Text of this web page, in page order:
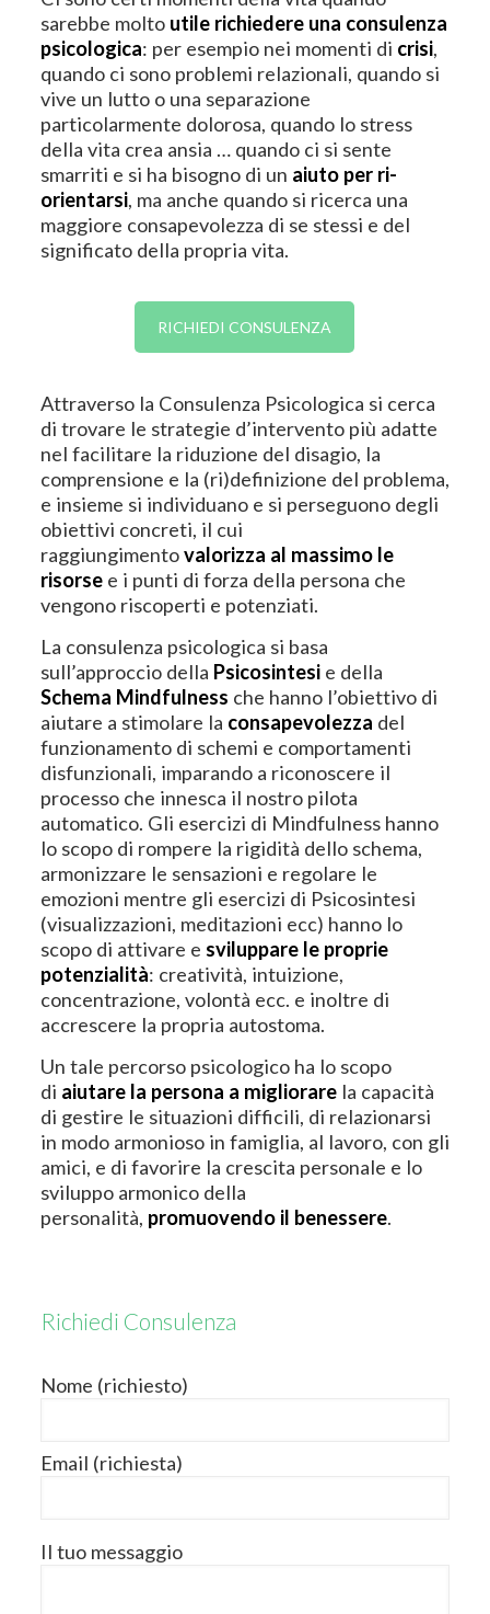
sarebbe molto utile richiedere una consulenza
psicologica: per esempio nei momenti di crisi,
quando ci sono problemi relazionali, quando si
vive un lutto o una separazione
particolarmente dolorosa, quando lo stress
della vita crea ansia … quando ci si sente
smarriti e si ha bisogno di un aiuto per ri-
orientarsi, ma anche quando si ricerca una
maggiore consapevolezza di se stessi e del
significato della propria vita.
RICHIEDI CONSULENZA
Attraverso la Consulenza Psicologica si cerca
di trovare le strategie d’intervento più adatte
nel facilitare la riduzione del disagio, la
comprensione e la (ri)definizione del problema,
e insieme si individuano e si perseguono degli
obiettivi concreti, il cui
raggiungimentovalorizza al massimo le
risorsee i punti di forza della persona che
vengono riscoperti e potenziati.
La consulenza psicologica si basa
sull’approccio della Psicosintesi e della
Schema Mindfulness che hanno l’obiettivo di
aiutare a stimolare la consapevolezza del
funzionamento di schemi e comportamenti
disfunzionali, imparando a riconoscere il
processo che innesca il nostro pilota
automatico. Gli esercizi di Mindfulness hanno
lo scopo di rompere la rigidità dello schema,
armonizzare le sensazioni e regolare le
emozioni mentre gli esercizi di Psicosintesi
(visualizzazioni, meditazioni ecc) hanno lo
scopo di attivare e sviluppare le proprie
potenzialità: creatività, intuizione,
concentrazione, volontà ecc. e inoltre di
accrescere la propria autostoma.
Un tale percorso psicologico ha lo scopo
di aiutare la persona a migliorarela capacità
di gestire le situazioni difficili, di relazionarsi
in modo armonioso in famiglia, al lavoro, con gli
amici, e di favorire la crescita personale e lo
sviluppo armonico della
personalità, promuovendo il benessere.
Richiedi Consulenza
Nome (richiesto)
Email (richiesta)
Il tuo messaggio